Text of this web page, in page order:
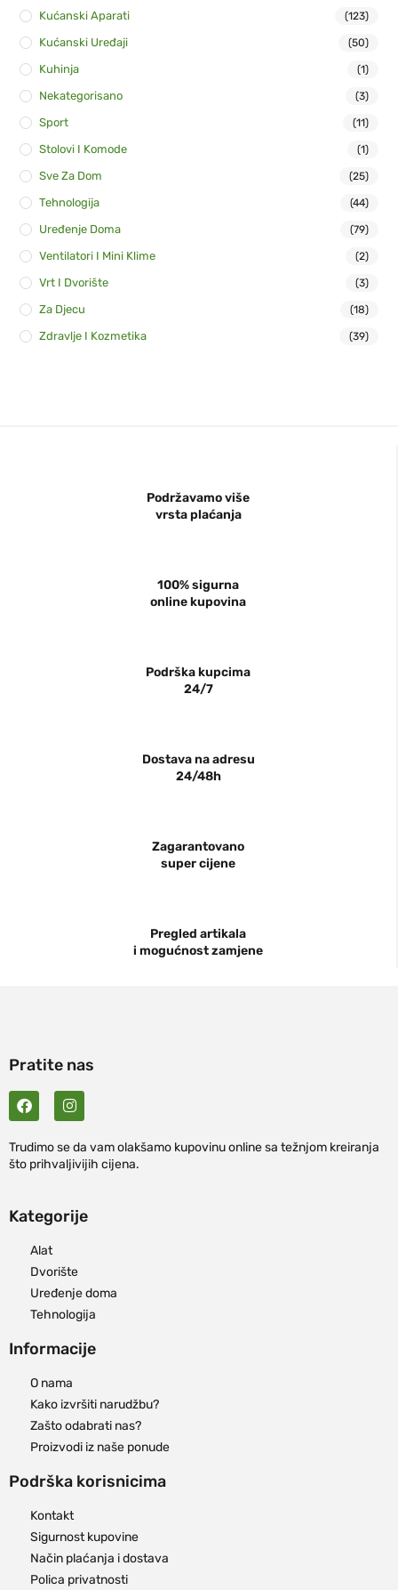
Kućanski Aparati (123)
Kućanski Uređaji (50)
Kuhinja (1)
Nekategorisano (3)
Sport (11)
Stolovi I Komode (1)
Sve Za Dom (25)
Tehnologija (44)
Uređenje Doma (79)
Ventilatori I Mini Klime (2)
Vrt I Dvorište (3)
Za Djecu (18)
Zdravlje I Kozmetika (39)
Podržavamo više
vrsta plaćanja
100% sigurna
online kupovina
Podrška kupcima
24/7
Dostava na adresu
24/48h
Zagarantovano
super cijene
Pregled artikala
i mogućnost zamjene
Pratite nas
Trudimo se da vam olakšamo kupovinu online sa težnjom kreiranja
što prihvaljivijih cijena.
Kategorije
Alat
Dvorište
Uređenje doma
Tehnologija
Informacije
O nama
Kako izvršiti narudžbu?
Zašto odabrati nas?
Proizvodi iz naše ponude
Podrška korisnicima
Kontakt
Sigurnost kupovine
Način plaćanja i dostava
Polica privatnosti